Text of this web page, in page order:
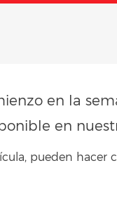
en la
en
pueden hacer